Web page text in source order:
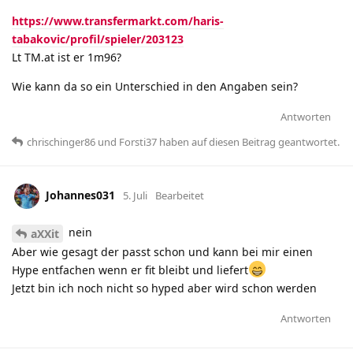
https://www.transfermarkt.com/haris-
tabakovic/profil/spieler/203123
Lt TM.at ist er 1m96?
Wie kann da so ein Unterschied in den Angaben sein?
Antworten
chrischinger86 und Forsti37 haben auf diesen Beitrag geantwortet.
Johannes031 5. Juli Bearbeitet
aXXit
nein
Aber wie gesagt der passt schon und kann bei mir einen
Hype entfachen wenn er fit bleibt und liefert
Jetzt bin ich noch nicht so hyped aber wird schon werden
Antworten